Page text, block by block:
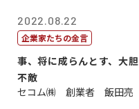
2022.08.22
企業家たちの金言
事、将に成らんとす、大胆
不敵
セコム㈱ 創業者 飯田亮